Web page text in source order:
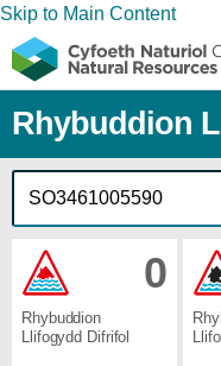
Skip to Main Content
Rhybuddion
0
Rhybuddion ​
Llifogydd ​Difrifol